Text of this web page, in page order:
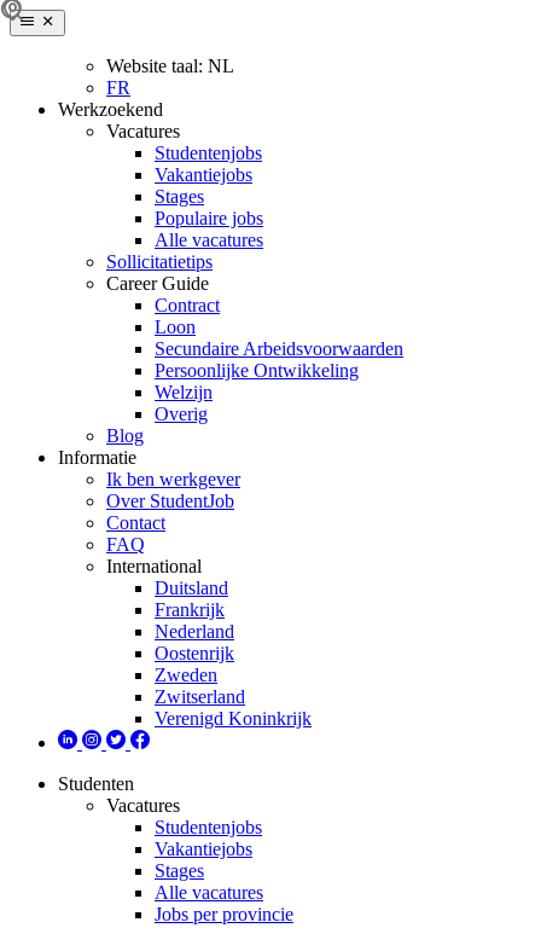
Website taal: NL
FR
Werkzoekend
Vacatures
Studentenjobs
Vakantiejobs
Stages
Populaire jobs
Alle vacatures
Sollicitatietips
Career Guide
Contract
Loon
Secundaire Arbeidsvoorwaarden
Persoonlijke Ontwikkeling
Welzijn
Overig
Blog
Informatie
Ik ben werkgever
Over StudentJob
Contact
FAQ
International
Duitsland
Frankrijk
Nederland
Oostenrijk
Zweden
Zwitserland
Verenigd Koninkrijk
Studenten
Vacatures
Studentenjobs
Vakantiejobs
Stages
Alle vacatures
Jobs per provincie